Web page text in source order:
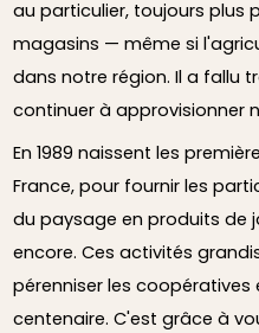
au particulier, toujours plus
magasins — même si
dans notre région. Il a fallu
continuer à approvisionner
En 1989 naissent les
France, pour fournir les
du paysage en produits de
encore. Ces activités
pérenniser les
centenaire. C'est grâce à